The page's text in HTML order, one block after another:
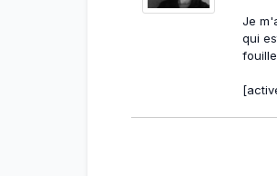
Je
qui